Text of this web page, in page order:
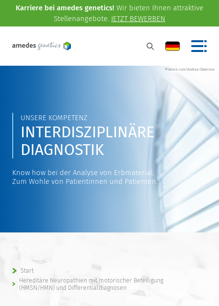
Karriere bei amedes genetics! Wir bieten Ihnen attraktive
Stellenangebote. JETZT BEWERBEN
©istock.com/Andrea Obzerova
UNSERE KOMPETENZ
INTERDISZIPLINÄRE
DIAGNOSTIK
Know how bei der Analyse von Erbmaterial.
Zum Wohle von Patientinnen und Patienten.
Start
Hereditäre Neuropathien mit motorischer Beteiligung
(HMSN/HMN) und Differentialdiagnosen